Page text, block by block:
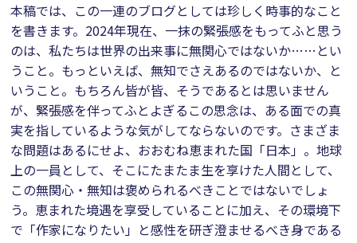
本稿では、この一連のブログとしては珍しく時事的なこと
を書きます。2024年現在、一抹の緊張感をもってふと思う
のは、私たちは世界の出来事に無関心ではないか……とい
うこと。もっといえば、無知でさえあるのではないか、と
いうこと。もちろん皆が皆、そうであるとは思いません
が、緊張感を伴ってふとよぎるこの思念は、ある面での真
実を指しているような気がしてならないのです。さまざま
な問題はあるにせよ、おおむね恵まれた国「日本」。地球
上の一員として、そこにたまたま生を享けた人間として、
この無関心・無知は褒められるべきことではないでしょ
う。恵まれた境遇を享受していることに加え、その環境下
で「作家になりたい」と感性を研ぎ澄ませるべき身である